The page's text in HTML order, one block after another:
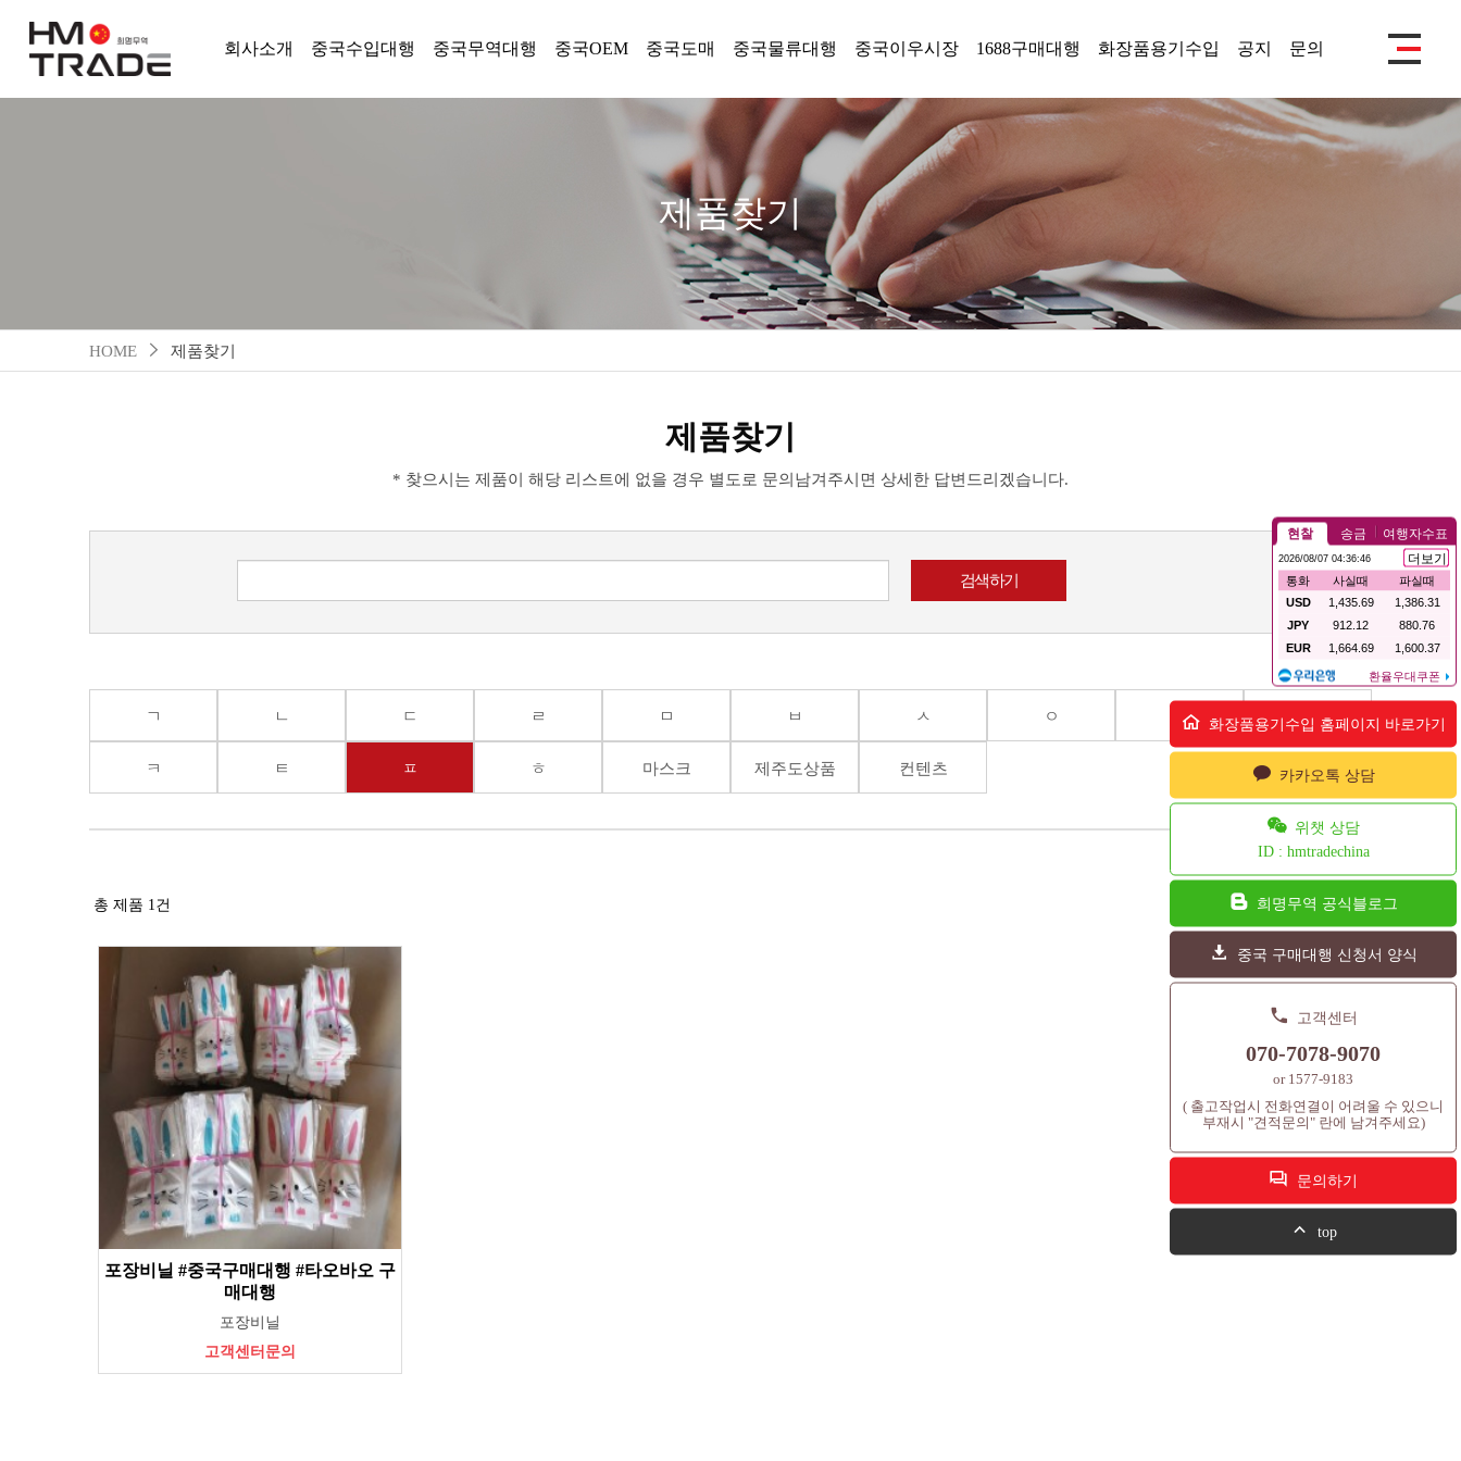
회사소개 중국수입대행 중국무역대행 중국OEM 중국도매 중국물류대행 중국이우시장 1688구매대행 화장품용기수입 공지 문의
제품찾기
HOME 제품찾기
화장품용기수입 홈페이지 바로가기
카카오톡 상담
위챗 상담
ID : hmtradechina
희명무역 공식블로그
중국 구매대행 신청서 양식
고객센터
070-7078-9070
or 1577-9183
( 출고작업시 전화연결이 어려울 수 있으니
부재시 "견적문의" 란에 남겨주세요)
문의하기
top
제품찾기
* 찾으시는 제품이 해당 리스트에 없을 경우 별도로 문의남겨주시면 상세한 답변드리겠습니다.
ㄱ ㄴ ㄷ ㄹ ㅁ ㅂ ㅅ ㅇ ㅈ ㅊ
ㅋ ㅌ ㅍ ㅎ 마스크 제주도상품 컨텐츠
총 제품 1건
포장비닐 #중국구매대행 #타오바오 구
매대행
포장비닐
고객센터문의